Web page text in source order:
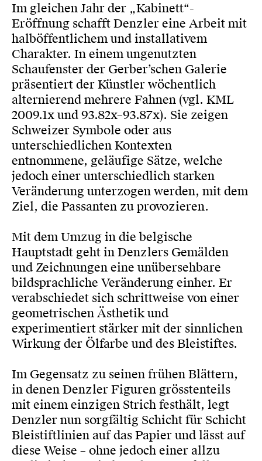
Im gleichen Jahr der „Kabinett“-
Eröffnung schafft Denzler eine Arbeit mit
halböffentlichem und installativem
Charakter. In einem ungenutzten
Schaufenster der Gerber’schen Galerie
präsentiert der Künstler wöchentlich
alternierend mehrere Fahnen (vgl. KML
2009.1x und 93.82x–93.87x). Sie zeigen
Schweizer Symbole oder aus
unterschiedlichen Kontexten
entnommene, geläufige Sätze, welche
jedoch einer unterschiedlich starken
Veränderung unterzogen werden, mit dem
Ziel, die Passanten zu provozieren.
Mit dem Umzug in die belgische
Hauptstadt geht in Denzlers Gemälden
und Zeichnungen eine unübersehbare
bildsprachliche Veränderung einher. Er
verabschiedet sich schrittweise von einer
geometrischen Ästhetik und
experimentiert stärker mit der sinnlichen
Wirkung der Ölfarbe und des Bleistiftes.
Im Gegensatz zu seinen frühen Blättern,
in denen Denzler Figuren grösstenteils
mit einem einzigen Strich festhält, legt
Denzler nun sorgfältig Schicht für Schicht
Bleistiftlinien auf das Papier und lässt auf
diese Weise – ohne jedoch einer allzu